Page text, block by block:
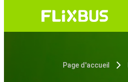
Page d'accueil